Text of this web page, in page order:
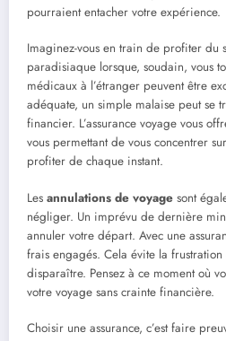
pourraient entacher votre expérience.
Imaginez-vous en train de profiter du
paradisiaque lorsque, soudain, vous
médicaux à l’étranger peuvent être
adéquate, un simple malaise peut se
financier. L’assurance voyage vous
vous permettant de vous concentrer
profiter de chaque instant.
Les annulations de voyage sont
négliger. Un imprévu de dernière
annuler votre départ. Avec une
frais engagés. Cela évite la
disparaître. Pensez à ce moment où
votre voyage sans crainte financière.
Choisir une assurance, c’est faire